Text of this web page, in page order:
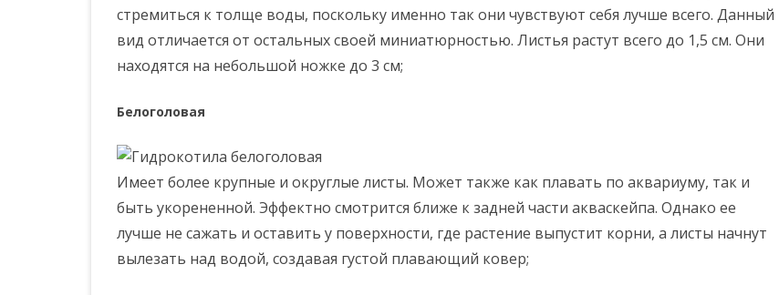
стремиться к толще воды, поскольку именно так они чувствуют себя лучше всего. Данный
вид отличается от остальных своей миниатюрностью. Листья растут всего до 1,5 см. Они
находятся на небольшой ножке до 3 см;
Белоголовая
Имеет более крупные и округлые листы. Может также как плавать по аквариуму, так и
быть укорененной. Эффектно смотрится ближе к задней части акваскейпа. Однако ее
лучше не сажать и оставить у поверхности, где растение выпустит корни, а листы начнут
вылезать над водой, создавая густой плавающий ковер;